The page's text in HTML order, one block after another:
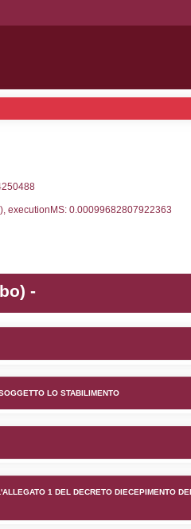
Portale
= -2, executionMS:
`userlevelid` = -2,
comune di